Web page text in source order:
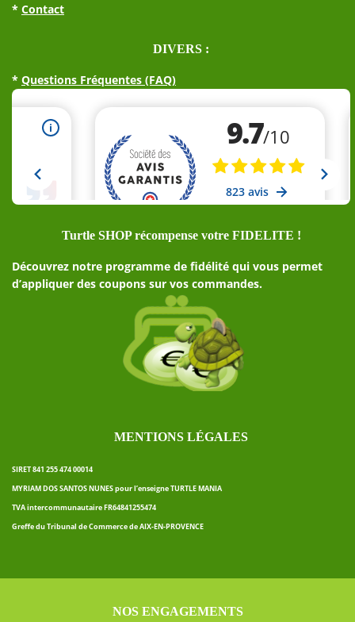
* Contact
DIVERS :
* Questions Fréquentes (FAQ)
Turtle SHOP récompense votre FIDELITE !
Découvrez notre programme de fidélité qui vous permet
d’appliquer des coupons sur vos commandes.
MENTIONS LÉGALES
SIRET 841 255 474 00014
MYRIAM DOS SANTOS NUNES pour l’enseigne TURTLE MANIA
TVA intercommunautaire FR64841255474
Greffe du Tribunal de Commerce de AIX-EN-PROVENCE
NOS ENGAGEMENTS